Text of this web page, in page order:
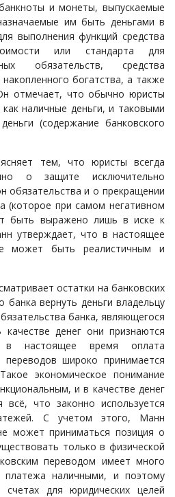
и монеты, выпускаемые
им быть деньгами в
выполнения функций средства
или стандарта для
обязательств, средства
богатства, а также
отмечает, что обычно юристы
наличные деньги, и таковыми
(содержание банковского
тем, что юристы всегда
о защите исключительно
обязательства и о прекращении
(которое при самом негативном
быть выражено лишь в иске к
утверждает, что в настоящее
может быть реалистичным и
остатки на банковских
банка вернуть деньги владельцу
банка, являющегося
качестве денег они признаются
настоящее время оплата
переводов широко принимается
экономическое понимание
и в качестве денег
всё, что законно используется
С учетом этого, Манн
может приниматься позиция о
только в физической
переводом имеет много
платежа наличными, и поэтому
счетах для юридических целей